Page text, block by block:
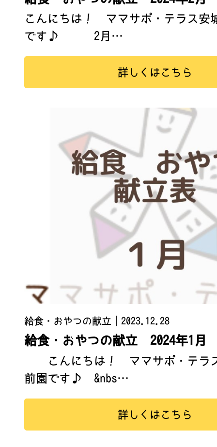
こんにちは！ ママサポ・テラス安
です♪ 2月…
詳しくはこちら
給食・おやつの献立 ｜2023.12.28
給食・おやつの献立 2024年1月
こんにちは！ ママサポ・テラ
前園です♪ &nbs…
詳しくはこちら